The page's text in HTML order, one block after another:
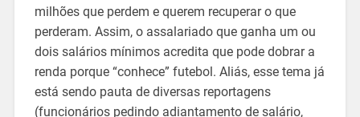
milhões que perdem e querem recuperar o que
perderam. Assim, o assalariado que ganha um ou
dois salários mínimos acredita que pode dobrar a
renda porque “conhece” futebol. Aliás, esse tema já
está sendo pauta de diversas reportagens
(funcionários pedindo adiantamento de salário,